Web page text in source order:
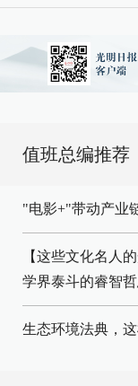
值班总编推荐
"电影+"带动产业
【这些文化名人
学界泰斗的睿智
生态环境法典，